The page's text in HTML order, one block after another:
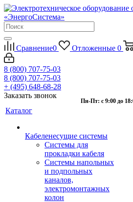
Сравнение0 Отложенные 0
8 (800) 707-75-03
8 (800) 707-75-03
+ (495) 648-68-28
Заказать звонок
Пн-Пт: с 9:00 до
Каталог
Кабеленесущие системы
Системы для
прокладки кабеля
Системы напольных
и подпольных
каналов,
электромонтажных
колон